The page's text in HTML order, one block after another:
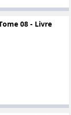
08 - Livre